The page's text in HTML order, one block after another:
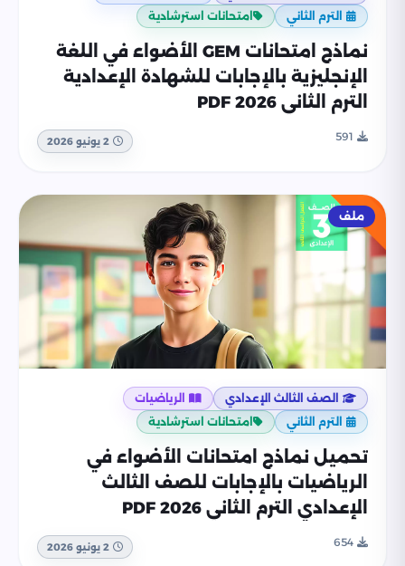
الترم الثاني
امتحانات استرشادية
نماذج امتحانات GEM الأضواء في اللغة
الإنجليزية بالإجابات للشهادة الإعدادية
الترم الثاني 2026 PDF
591 2 يونيو 2026
ملف
الصف الثالث الإعدادي
الرياضيات
الترم الثاني
امتحانات استرشادية
تحميل نماذج امتحانات الأضواء في
الرياضيات بالإجابات للصف الثالث
الإعدادي الترم الثاني 2026 PDF
654 2 يونيو 2026